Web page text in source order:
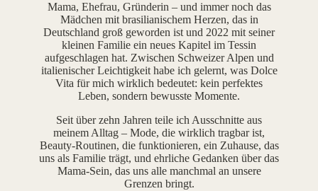
Mama, Ehefrau, Gründerin – und immer noch das
Mädchen mit brasilianischem Herzen, das in
Deutschland groß geworden ist und 2022 mit seiner
kleinen Familie ein neues Kapitel im Tessin
aufgeschlagen hat. Zwischen Schweizer Alpen und
italienischer Leichtigkeit habe ich gelernt, was Dolce
Vita für mich wirklich bedeutet: kein perfektes
Leben, sondern bewusste Momente.
Seit über zehn Jahren teile ich Ausschnitte aus
meinem Alltag – Mode, die wirklich tragbar ist,
Beauty-Routinen, die funktionieren, ein Zuhause, das
uns als Familie trägt, und ehrliche Gedanken über das
Mama-Sein, das uns alle manchmal an unsere
Grenzen bringt.